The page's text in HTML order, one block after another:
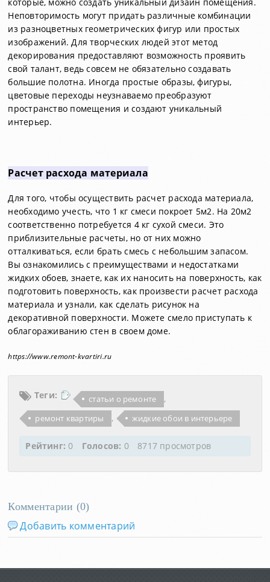
Неповторимость могут придать различные комбинации
из разноцветных геометрических фигур или простых
изображений. Для творческих людей этот метод
декорирования предоставляют возможность проявить
свой талант, ведь совсем не обязательно создавать
большие полотна. Иногда простые образы, фигуры,
цветовые переходы неузнаваемо преобразуют
пространство помещения и создают уникальный
интерьер.
Расчет расхода материала
Для того, чтобы осуществить расчет расхода материала,
необходимо учесть, что 1 кг смеси покроет 5м2. На 20м2
соответственно потребуется 4 кг сухой смеси. Это
приблизительные расчеты, но от них можно
отталкиваться, если брать смесь с небольшим запасом.
Вы ознакомились с преимуществами и недостатками
жидких обоев, знаете, как их наносить на поверхность, как
подготовить поверхность, как произвести расчет расхода
материала и узнали, как сделать рисунок на
декоративной поверхности. Можете смело приступать к
облагораживанию стен в своем доме.
https://www.remont-kvartiri.ru
Теги: статьи о ремонте ,
ремонт квартиры , жидкие обои в интерьере
Рейтинг:0 Голосов: 0 8717 просмотров
Комментарии (0)
Добавить комментарий